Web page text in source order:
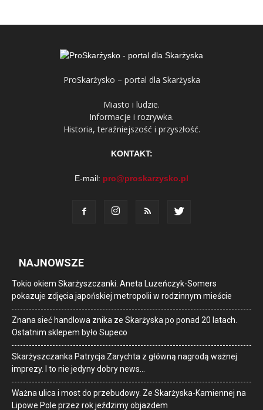
ProSkarżysko – portal dla Skarżyska
Miasto i ludzie.
Informacje i rozrywka.
Historia, teraźniejszość i przyszłość.
KONTAKT:
E-mail: pro@proskarzysko.pl
NAJNOWSZE
Tokio okiem Skarżyszczanki. Aneta Luzeńczyk-Somers
pokazuje zdjęcia japońskiej metropolii w rodzinnym mieście
Znana sieć handlowa znika ze Skarżyska po ponad 20 latach.
Ostatnim sklepem było Supeco
Skarżyszczanka Patrycja Zarychta z główną nagrodą ważnej
imprezy. I to nie jedyny dobry news…
Ważna ulica i most do przebudowy. Ze Skarżyska-Kamiennej na
Lipowe Pole przez rok jeździmy objazdem